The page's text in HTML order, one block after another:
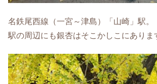
名鉄尾西線（一宮～津島）「山崎」駅。
駅の周辺にも銀杏はそこかしこにありま